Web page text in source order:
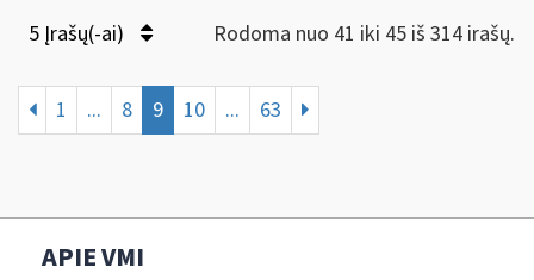
5 Įrašų(-ai) Rodoma nuo 41 iki 45 iš 314 irašų.
1 ... 8 9 10 ... 63
APIE VMI